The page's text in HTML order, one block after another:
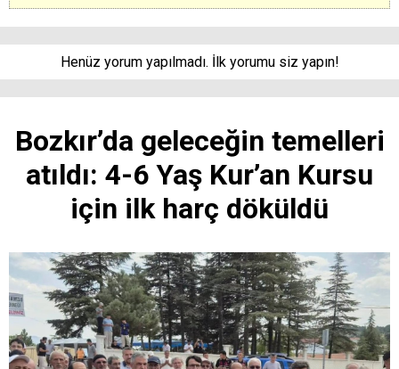
Henüz yorum yapılmadı. İlk yorumu siz yapın!
Bozkır’da geleceğin temelleri
atıldı: 4-6 Yaş Kur’an Kursu
için ilk harç döküldü